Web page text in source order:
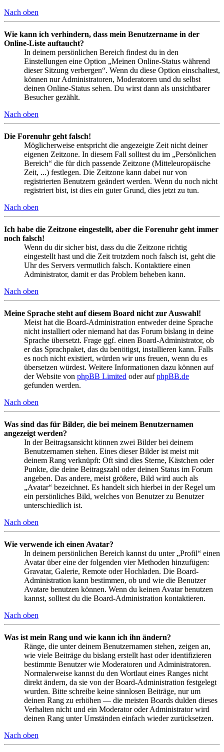
Nach oben
Wie kann ich verhindern, dass mein Benutzername in der
Online-Liste auftaucht?
In deinem persönlichen Bereich findest du in den
Einstellungen eine Option „Meinen Online-Status während
dieser Sitzung verbergen“. Wenn du diese Option einschaltest,
können nur Administratoren, Moderatoren und du selbst
deinen Online-Status sehen. Du wirst dann als unsichtbarer
Besucher gezählt.
Nach oben
Die Forenuhr geht falsch!
Möglicherweise entspricht die angezeigte Zeit nicht deiner
eigenen Zeitzone. In diesem Fall solltest du im „Persönlichen
Bereich“ die für dich passende Zeitzone (Mitteleuropäische
Zeit, ...) festlegen. Die Zeitzone kann dabei nur von
registrierten Benutzern geändert werden. Wenn du noch nicht
registriert bist, ist dies ein guter Grund, dies jetzt zu tun.
Nach oben
Ich habe die Zeitzone eingestellt, aber die Forenuhr geht immer
noch falsch!
Wenn du dir sicher bist, dass du die Zeitzone richtig
eingestellt hast und die Zeit trotzdem noch falsch ist, geht die
Uhr des Servers vermutlich falsch. Kontaktiere einen
Administrator, damit er das Problem beheben kann.
Nach oben
Meine Sprache steht auf diesem Board nicht zur Auswahl!
Meist hat die Board-Administration entweder deine Sprache
nicht installiert oder niemand hat das Forum bislang in deine
Sprache übersetzt. Frage ggf. einen Board-Administrator, ob
er das Sprachpaket, das du benötigst, installieren kann. Falls
es noch nicht existiert, würden wir uns freuen, wenn du es
übersetzen würdest. Weitere Informationen dazu können auf
der Website von phpBB Limited oder aufphpBB.de
gefunden werden.
Nach oben
Was sind das für Bilder, die bei meinem Benutzernamen
angezeigt werden?
In der Beitragsansicht können zwei Bilder bei deinem
Benutzernamen stehen. Eines dieser Bilder ist meist mit
deinem Rang verknüpft: Oft sind dies Sterne, Kästchen oder
Punkte, die deine Beitragszahl oder deinen Status im Forum
angeben. Das andere, meist größere, Bild wird auch als
„Avatar“ bezeichnet. Es handelt sich hierbei in der Regel um
ein persönliches Bild, welches von Benutzer zu Benutzer
unterschiedlich ist.
Nach oben
Wie verwende ich einen Avatar?
In deinem persönlichen Bereich kannst du unter „Profil“ einen
Avatar über eine der folgenden vier Methoden hinzufügen:
Gravatar, Galerie, Remote oder Hochladen. Die Board-
Administration kann bestimmen, ob und wie die Benutzer
Avatare benutzen können. Wenn du keinen Avatar benutzen
kannst, solltest du die Board-Administration kontaktieren.
Nach oben
Was ist mein Rang und wie kann ich ihn ändern?
Ränge, die unter deinem Benutzernamen stehen, zeigen an,
wie viele Beiträge du bislang erstellt hast oder identifizieren
bestimmte Benutzer wie Moderatoren und Administratoren.
Normalerweise kannst du den Wortlaut eines Ranges nicht
direkt ändern, da sie von der Board-Administration festgelegt
wurden. Bitte schreibe keine sinnlosen Beiträge, nur um
deinen Rang zu erhöhen — die meisten Boards dulden dieses
Verhalten nicht und ein Moderator oder Administrator wird
deinen Rang unter Umständen einfach wieder zurücksetzen.
Nach oben